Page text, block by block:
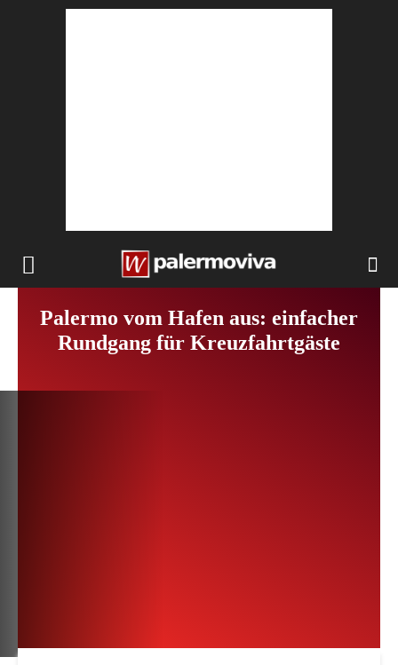
Palermo vom Hafen aus: einfacher
Rundgang für Kreuzfahrtgäste